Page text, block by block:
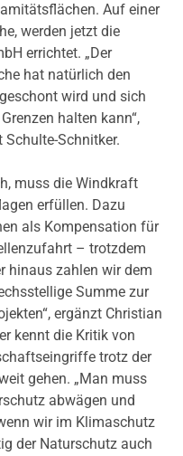
Auf einer
werden jetzt die
errichtet. „Der
hat natürlich den
wird und sich
halten kann“,
Schnitker.
muss die Windkraft
erfüllen. Dazu
als Kompensation für
– trotzdem
hinaus zahlen wir dem
Summe zur
ergänzt Christian
kennt die Kritik von
trotz der
gehen. „Man muss
abwägen und
wir im Klimaschutz
der Naturschutz auch